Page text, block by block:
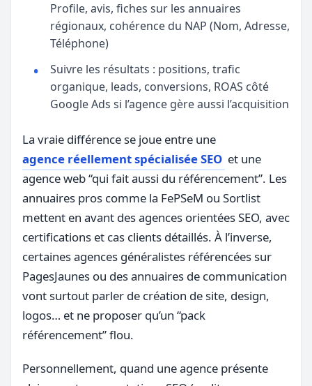
Profile, avis, fiches sur les annuaires
régionaux, cohérence du NAP (Nom, Adresse,
Téléphone)
Suivre les résultats : positions, trafic
organique, leads, conversions, ROAS côté
Google Ads si l’agence gère aussi l’acquisition
La vraie différence se joue entre une
agence réellement spécialisée SEO et une
agence web “qui fait aussi du référencement”. Les
annuaires pros comme la FePSeM ou Sortlist
mettent en avant des agences orientées SEO, avec
certifications et cas clients détaillés. À l’inverse,
certaines agences généralistes référencées sur
PagesJaunes ou des annuaires de communication
vont surtout parler de création de site, design,
logos… et ne proposer qu’un “pack
référencement” flou.
Personnellement, quand une agence présente